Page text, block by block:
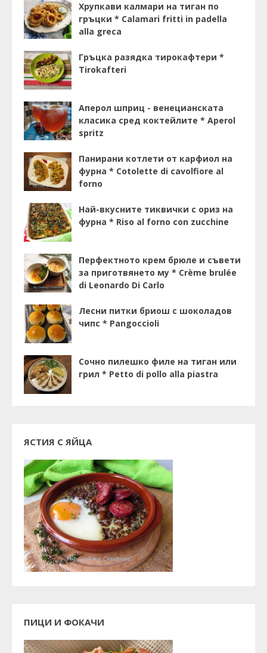
Хрупкави калмари на тиган по
гръцки * Calamari fritti in padella
alla greca
Гръцка разядка тирокафтери *
Tirokafteri
Аперол шприц - венецианската
класика сред коктейлите * Aperol
spritz
Панирани котлети от карфиол на
фурна * Cotolette di cavolfiore al
forno
Най-вкусните тиквички с ориз на
фурна * Riso al forno con zucchine
Перфектното крем брюле и съвети
за приготвянето му * Crème brulée
di Leonardo Di Carlo
Лесни питки бриош с шоколадов
чипс * Pangoccioli
Сочно пилешко филе на тиган или
грил * Petto di pollo alla piastra
ЯСТИЯ С ЯЙЦА
ПИЦИ И ФОКАЧИ